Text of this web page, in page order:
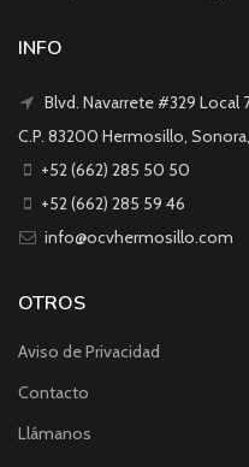
INFO
Blvd. Navarrete #329 Local
C.P. 83200 Hermosillo,
+52 (662) 285 50 50
+52 (662) 285 59 46
info@ocvhermosillo.com
OTROS
Aviso de Privacidad
Contacto
Llámanos